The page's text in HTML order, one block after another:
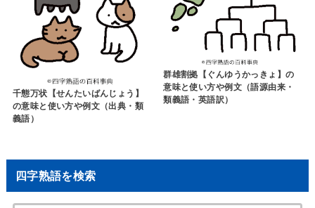
千態万状【せんたいばんじょう】
の意味と使い方や例文（出典・類
義語）
群雄割拠【ぐんゆうかっきょ】の
意味と使い方や例文（語源由来・
類義語・英語訳）
四字熟語を検索